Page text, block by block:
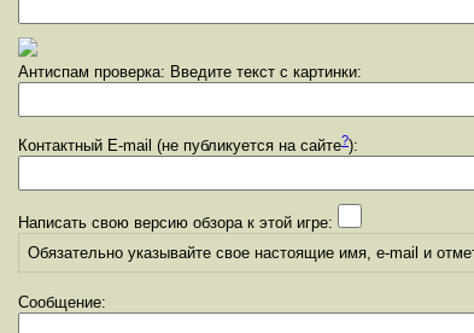
Антиспам проверка: Введите текст с картинки:
Контактный E-mail (не публикуется на сайте?):
Написать свою версию обзора к этой игре:
Обязательно указывайте свое настоящие имя, e-mail и
Сообщение: